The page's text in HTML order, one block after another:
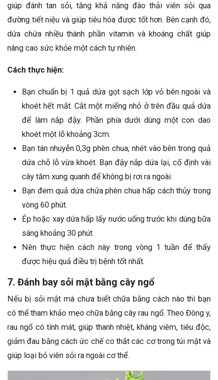
giúp đánh tan sỏi, tăng khả năng đào thải viên sỏi qua
đường tiết niệu và giúp tiêu hóa được tốt hơn. Bên cạnh đó,
dứa chứa nhiều thành phần vitamin và khoáng chất giúp
nâng cao sức khỏe một cách tự nhiên.
Cách thực hiện:
Bạn chuẩn bị 1 quả dứa gọt sạch lớp vỏ bên ngoài và
khoét hết mắt. Cắt một miếng nhỏ ở trên đầu quả dứa
để làm nắp đậy. Phần phía dưới dùng một con dao
khoét một lỗ khoảng 3cm.
Bạn tán nhuyễn 0,3g phèn chua, nhét vào bên trong quả
dứa chỗ lỗ vừa khoét. Bạn đậy nắp dứa lại, cố định vài
cây tăm xung quanh để không bị rơi ra ngoài.
Bạn đem quả dứa chứa phèn chua hấp cách thủy trong
vòng 60 phút.
Ép hoặc xay dứa hấp lấy nước uống trước khi dùng bữa
sáng khoảng 30 phút.
Nên thực hiện cách này trong vòng 1 tuần để thấy
được hiệu quả điều trị bệnh tốt nhất.
7. Đánh bay sỏi mật bằng cây ngổ
Nếu bị sỏi mật mà chưa biết chữa bằng cách nào thì bạn
có thể tham khảo mẹo chữa bằng cây rau ngổ. Theo Đông y,
rau ngổ có tính mát, giúp thanh nhiệt, kháng viêm, tiêu độc,
giảm đau bằng cách ức chế co thắt các cơ trong túi mật và
giúp loại bỏ viên sỏi ra ngoài cơ thể.